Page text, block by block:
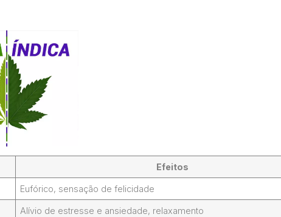
Efeitos
Eufórico, sensação de felicidade
Alívio de estresse e ansiedade, relaxamento